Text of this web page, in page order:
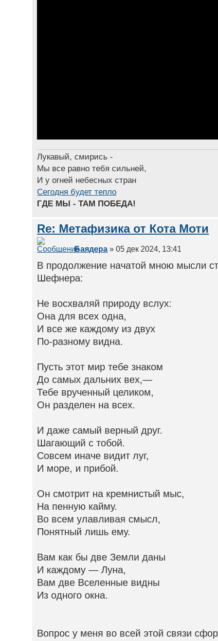
Лукавый, смирись -
Мы все равно тебя сильней,
И у огней небесных стран
Сегодня будет тепло
ГДЕ МЫ - ТАМ ПОБЕДА!
Re: Метафизика от Кота Моти
Баядера » 05 дек 2024, 13:41
В продолжение начатой мною мысли
Шефнера:
Не восхваляй природу вслух:
Она для всех одна,
И все же каждому из двух
По-разному видна.
Пусть этот мир тебе знаком
До самых дальних вех,—
Тебе врученный целиком,
Он разделен на всех.
И даже самый верный друг.
Шагающий с тобой.
Совсем иначе видит луг,
И море, и прибой.
Он смотрит на кремнистый мыс,
На пенную кайму.
Во всем улавливая смысл,
Понятный лишь ему.
Вам как бы две Земли даны
И каждому — Луна,
Вам две Вселенные видны
Из одного окна.
Вопрос у меня во всей этой связи